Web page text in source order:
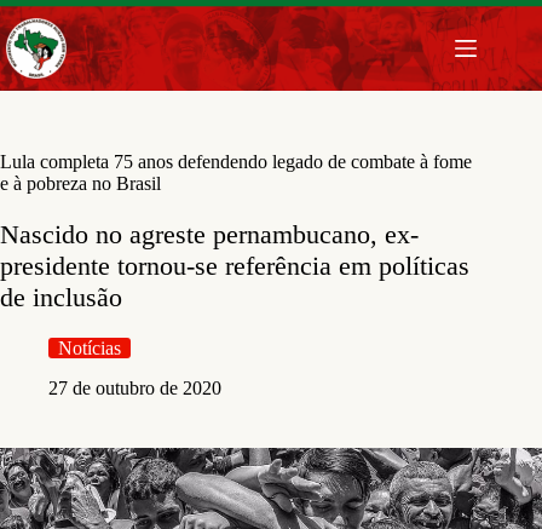
Pular
para
o
conteúdo
Lula completa 75 anos defendendo legado de combate à fome
e à pobreza no Brasil
Nascido no agreste pernambucano, ex-
presidente tornou-se referência em políticas
de inclusão
Notícias
27 de outubro de 2020